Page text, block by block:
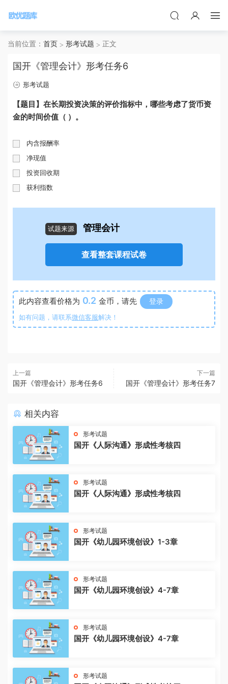
当前位置： 首页 形考试题 正文
国开《管理会计》形考任务6
形考试题
【题目】在长期投资决策的评价指标中，哪些考虑了货币资
金的时间价值（ ）。
内含报酬率
净现值
投资回收期
获利指数
试题来源 管理会计
查看整套课程试卷
此内容查看价格为 0.2 金币，请先 登录
如有问题，请联系微信客服解决！
上一篇
国开《管理会计》形考任务6
下一篇
国开《管理会计》形考任务7
相关内容
形考试题
国开《人际沟通》形成性考核四
形考试题
国开《人际沟通》形成性考核四
形考试题
国开《幼儿园环境创设》1-3章
形考试题
国开《幼儿园环境创设》4-7章
形考试题
国开《幼儿园环境创设》4-7章
形考试题